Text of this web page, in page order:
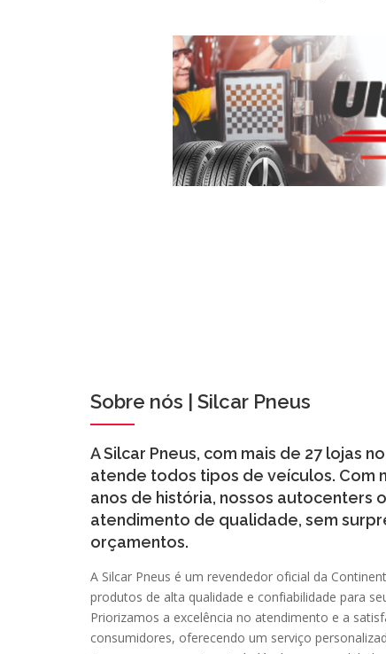
Sobre nós | Silcar Pneus
A Silcar Pneus, com mais de 27 lojas
atende todos tipos de veículos. Com
anos de história, nossos autocenters
atendimento de qualidade, sem
orçamentos.
A Silcar Pneus é um revendedor oficial da
produtos de alta qualidade e confiabilidade para
Priorizamos a excelência no atendimento e a
consumidores, oferecendo um serviço